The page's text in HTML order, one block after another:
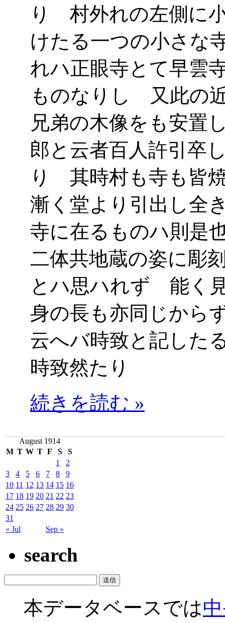
り 村外れの左側に
けたる一つの小さ
れハ正眼寺とて早雲
ものなりし 又此の
兄弟の木像をも安置
郎と云者百人許引卒
り 其時村も寺も皆
漸く堂より引出し全
寺に在るものハ則是
二体共地蔵の姿に彫
とハ思ハれず 能く
身の長も亦同じから
云へバ時致と記した
時致然たり
続きを読む »
August 1914
M T W T F S S
« Jul Sep »
1
2
3
4 5 6 7 8
9
10 11 12 13 14 15 16
17 18 19 20 21 22 23
24 25 26 27 28 29 30
31
search
本データベースでは